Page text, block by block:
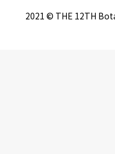
2021 © THE 12TH